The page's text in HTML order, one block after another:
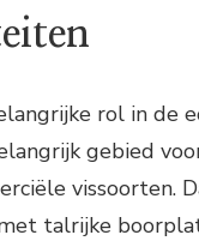
rol in de
gebied
vissoorten.
talrijke